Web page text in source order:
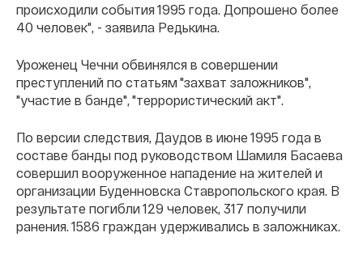
происходили события 1995 года. Допрошено более
40 человек", - заявила Редькина.
Уроженец Чечни обвинялся в совершении
преступлений по статьям "захват заложников",
"участие в банде", "террористический акт".
По версии следствия, Даудов в июне 1995 года в
составе банды под руководством Шамиля Басаева
совершил вооруженное нападение на жителей и
организации Буденновска Ставропольского края. В
результате погибли 129 человек, 317 получили
ранения. 1586 граждан удерживались в заложниках.